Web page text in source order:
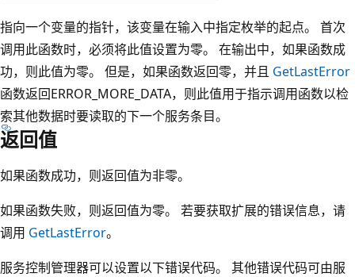
指向一个变量的指针，该变量在输入中指定枚举的起点。 首次
调用此函数时，必须将此值设置为零。 在输出中，如果函数成
功，则此值为零。 但是，如果函数返回零，并且 GetLastError
函数返回ERROR_MORE_DATA，则此值用于指示调用函数以检
索其他数据时要读取的下一个服务条目。
返回值
如果函数成功，则返回值为非零。
如果函数失败，则返回值为零。 若要获取扩展的错误信息，请
调用 GetLastError。
服务控制管理器可以设置以下错误代码。 其他错误代码可由服